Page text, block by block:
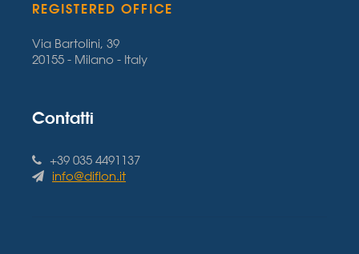
REGISTERED OFFICE
Via Bartolini, 39
20155 - Milano - Italy
Contatti
+39 035 4491137
info@diflon.it